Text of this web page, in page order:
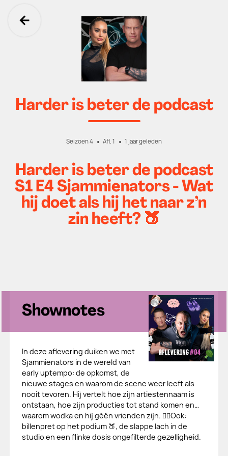
Ga terug
Harder is beter de podcast
Seizoen 4 Afl. 1 1 jaar geleden
Harder is beter de podcast
S1 E4 Sjammienators - Wat
hij doet als hij het naar z’n
zin heeft? 🍑
Shownotes
In deze aflevering duiken we met
Sjammienators in de wereld van
early uptempo: de opkomst, de
nieuwe stages en waarom de scene weer leeft als
nooit tevoren. Hij vertelt hoe zijn artiestennaam is
ontstaan, hoe zijn producties tot stand komen en…
waarom wodka en hij géén vrienden zijn. 😵‍💫Ook:
billenpret op het podium 🍑, de slappe lach in de
studio en een flinke dosis ongefilterde gezelligheid.